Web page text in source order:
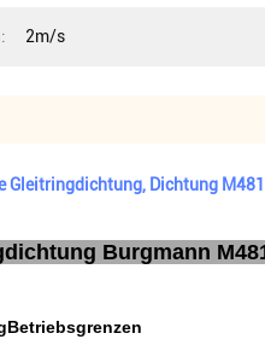
2m/s
Gleitringdichtung, Dichtung
Burgmann
Betriebsgrenzen